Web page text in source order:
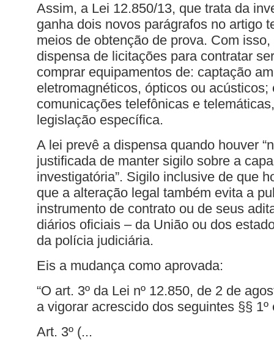
Assim, a Lei 12.850/13, que trata da
ganha dois novos parágrafos no artigo
meios de obtenção de prova. Com
dispensa de licitações para contratar
comprar equipamentos de: captação
eletromagnéticos, ópticos ou acústicos;
comunicações telefônicas e
legislação específica.
A lei prevê a dispensa quando houver
justificada de manter sigilo sobre a
investigatória”. Sigilo inclusive de que
que a alteração legal também evita a
instrumento de contrato ou de seus
diários oficiais – da União ou dos
da polícia judiciária.
Eis a mudança como aprovada:
“O art. 3º da Lei nº 12.850, de 2 de
a vigorar acrescido dos seguintes §§ 1º
Art. 3º (...